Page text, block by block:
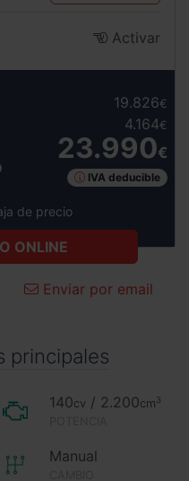
principales
140cv / 2.200cm3
Manual
Activar
19.826€
4.164€
23.990€
IVA deducible
de precio
ONLINE
Enviar por email